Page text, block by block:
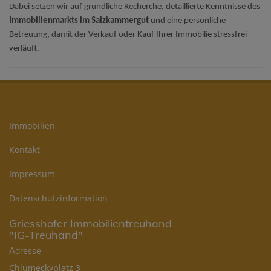
Dabei setzen wir auf gründliche Recherche, detaillierte Kenntnisse des
Immobilienmarkts im Salzkammergut und eine persönliche
Betreuung, damit der Verkauf oder Kauf Ihrer Immobilie stressfrei
verläuft.
Immobilien
Kontakt
Impressum
Datenschutzinformation
Griesshofer Immobilientreuhand
"IG-Treuhand"
Adresse
Chlumeckyplatz 3